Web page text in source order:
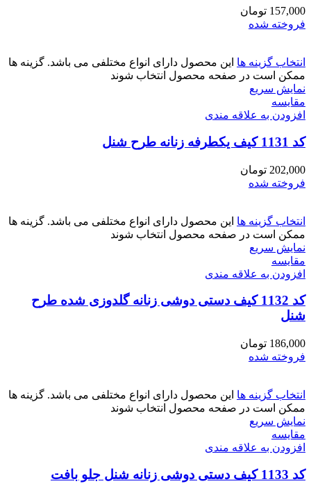
157,000 تومان
فروخته شده
انتخاب گزینه ها این محصول دارای انواع مختلفی می باشد. گزینه ها
ممکن است در صفحه محصول انتخاب شوند
نمایش سریع
مقايسه
افزودن به علاقه مندی
کد 1131 کیف یکطرفه زنانه طرح شنل
202,000 تومان
فروخته شده
انتخاب گزینه ها این محصول دارای انواع مختلفی می باشد. گزینه ها
ممکن است در صفحه محصول انتخاب شوند
نمایش سریع
مقايسه
افزودن به علاقه مندی
کد 1132 کیف دستی دوشی زنانه گلدوزی شده طرح
شنل
186,000 تومان
فروخته شده
انتخاب گزینه ها این محصول دارای انواع مختلفی می باشد. گزینه ها
ممکن است در صفحه محصول انتخاب شوند
نمایش سریع
مقايسه
افزودن به علاقه مندی
کد 1133 کیف دستی دوشی زنانه شنل جلو بافت